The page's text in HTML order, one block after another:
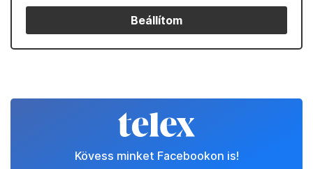
Beállítom
Kövess minket Facebookon is!